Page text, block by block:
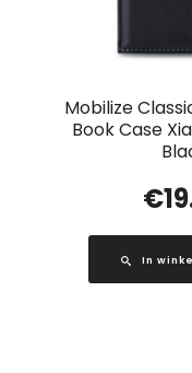
Mobilize
Book Case
€
In